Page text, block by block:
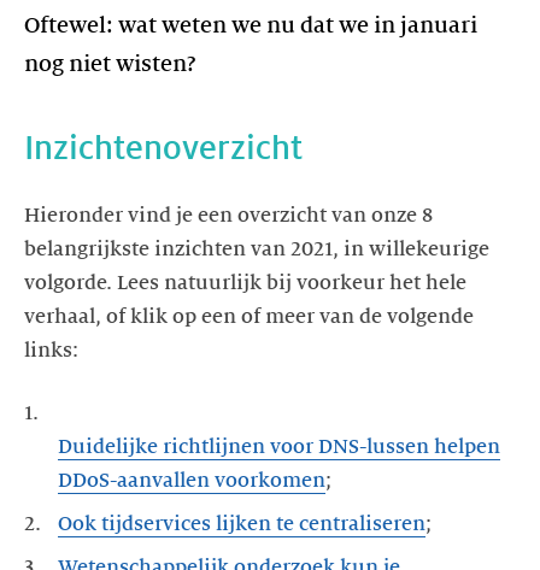
Oftewel: wat weten we nu dat we in januari
Inzichtenoverzicht
Hieronder vind je een overzicht van onze 8
belangrijkste inzichten van 2021, in willekeurige
volgorde. Lees natuurlijk bij voorkeur het hele
verhaal, of klik op een of meer van de volgende
links:
Duidelijke richtlijnen voor DNS-lussen helpen
DDoS-aanvallen voorkomen
Ook tijdservices lijken te centraliseren